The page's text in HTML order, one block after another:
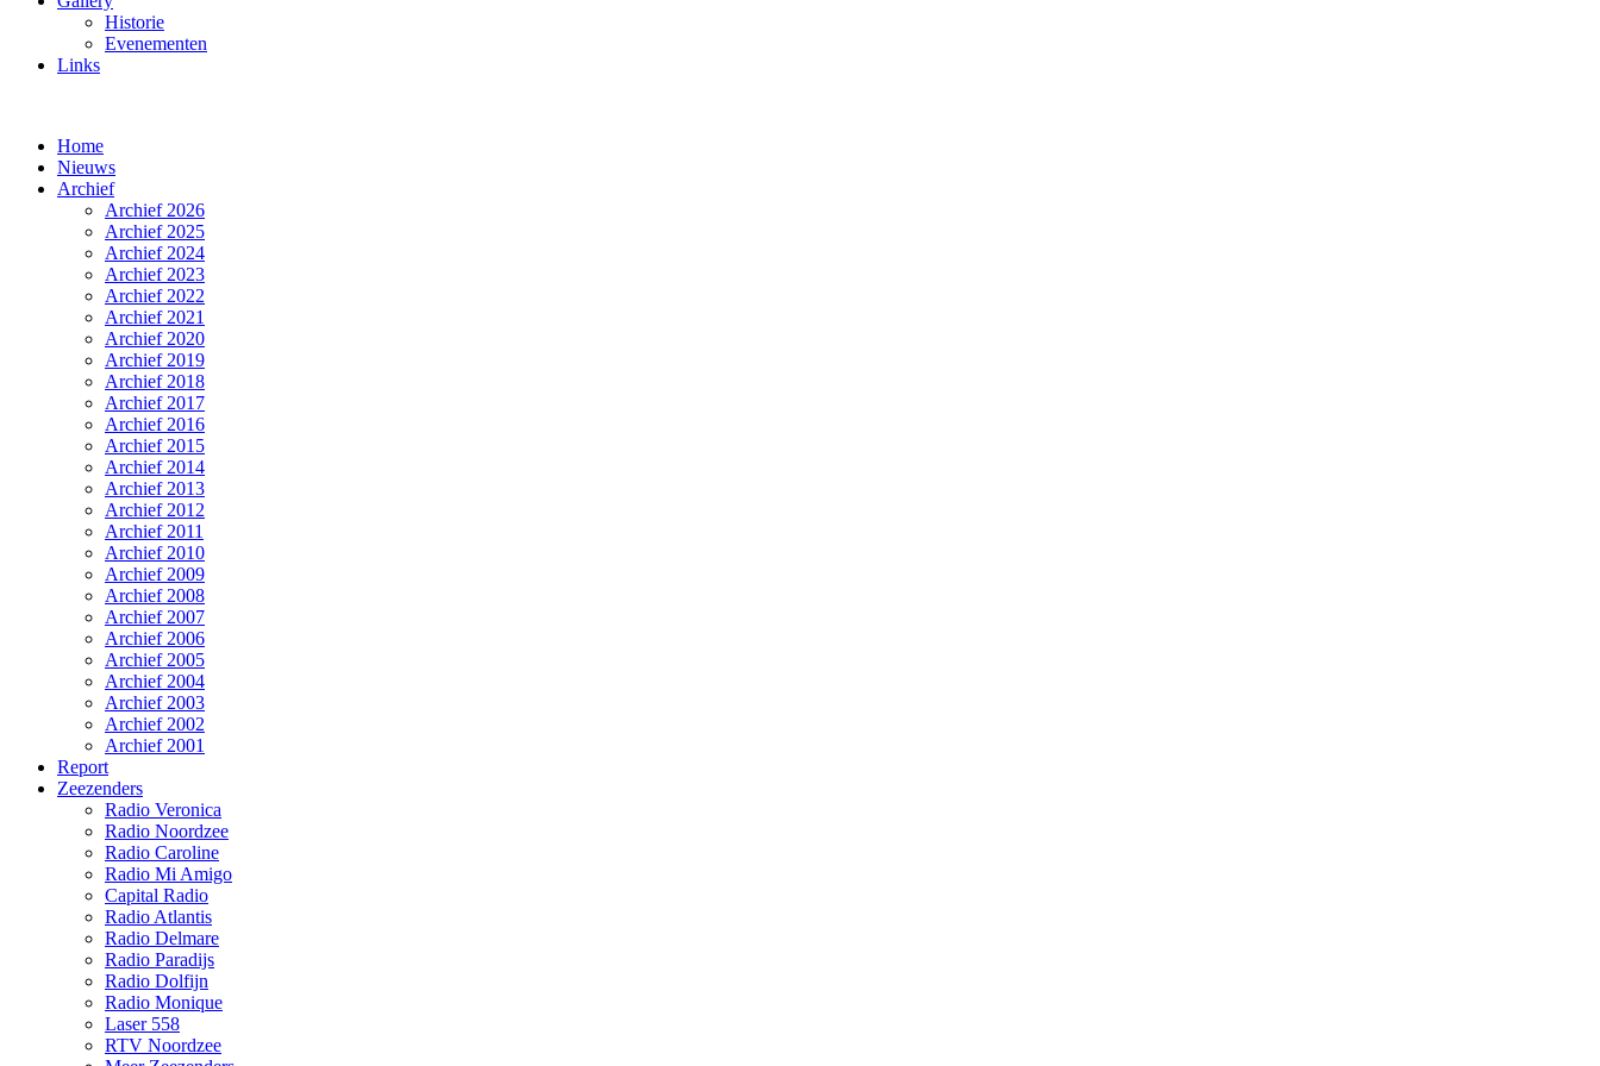
Historie
Evenementen
Links
Home
Nieuws
Archief
Archief 2026
Archief 2025
Archief 2024
Archief 2023
Archief 2022
Archief 2021
Archief 2020
Archief 2019
Archief 2018
Archief 2017
Archief 2016
Archief 2015
Archief 2014
Archief 2013
Archief 2012
Archief 2011
Archief 2010
Archief 2009
Archief 2008
Archief 2007
Archief 2006
Archief 2005
Archief 2004
Archief 2003
Archief 2002
Archief 2001
Report
Zeezenders
Radio Veronica
Radio Noordzee
Radio Caroline
Radio Mi Amigo
Capital Radio
Radio Atlantis
Radio Delmare
Radio Paradijs
Radio Dolfijn
Radio Monique
Laser 558
RTV Noordzee